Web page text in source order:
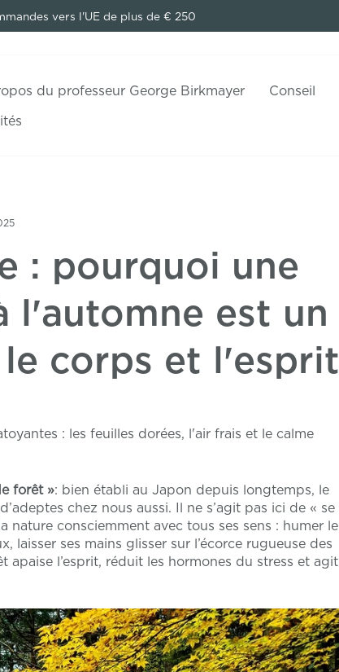
vers l'UE de plus de € 250
du professeur George Birkmayer
Conseil
: pourquoi une
l'automne est un
corps et l'esprit
: les feuilles dorées, l'air frais et le calme
forêt »: bien établi au Japon depuis longtemps, le
chez nous aussi. Il ne s’agit pas ici de « se
consciemment avec tous ses sens : humer le
laisser ses mains glisser sur l’écorce rugueuse des
apaise l’esprit, réduit les hormones du stress et agit